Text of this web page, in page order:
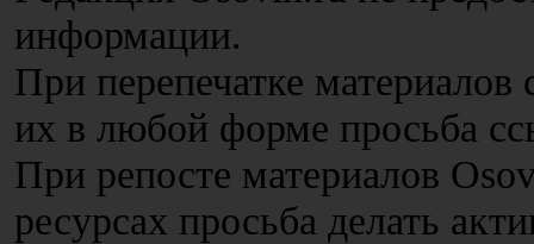
информации.
При перепечатке
их в любой форме просьба
При репосте материалов
ресурсах просьба делать